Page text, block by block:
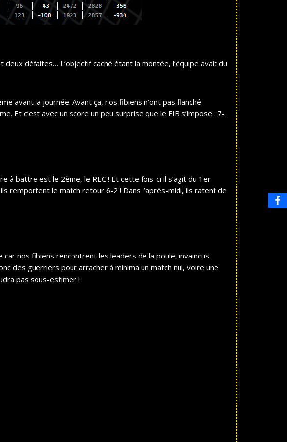
défaites… L’objectif caché étant la montée, l’équipe avait du
avant la journée. Avant ça, nos fibiens n’ont pas flanché
Et c’est avec un score un peu surprise que le FIB s’impose : 7-
à battre est le 2ème, le REC ! Et cette fois-ci il s’agit du 1er
remportent le match retour 6-2 ! Dans l’après-midi, ils ratent de
nos fibiens rencontrent les leaders de la poule, invaincus
des guerriers pour arracher à minima un match nul, voire une
pas sous-estimer !